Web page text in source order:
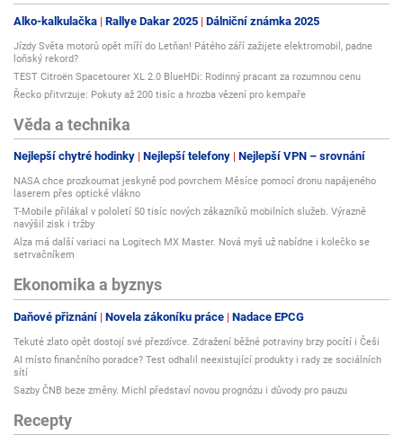
Alko-kalkulačka Rallye Dakar 2025 Dálniční známka 2025
Jízdy Světa motorů opět míří do Letňan! Pátého září zažijete elektromobil, padne
loňský rekord?
TEST Citroën Spacetourer XL 2.0 BlueHDi: Rodinný pracant za rozumnou cenu
Řecko přitvrzuje: Pokuty až 200 tisíc a hrozba vězení pro kempaře
Věda a technika
Nejlepší chytré hodinky Nejlepší telefony Nejlepší VPN – srovnání
NASA chce prozkoumat jeskyně pod povrchem Měsíce pomocí dronu napájeného
laserem přes optické vlákno
T-Mobile přilákal v pololetí 50 tisíc nových zákazníků mobilních služeb. Výrazně
navýšil zisk i tržby
Alza má další variaci na Logitech MX Master. Nová myš už nabídne i kolečko se
setrvačníkem
Ekonomika a byznys
Daňové přiznání Novela zákoníku práce Nadace EPCG
Tekuté zlato opět dostojí své přezdívce. Zdražení běžné potraviny brzy pocítí i Češi
AI místo finančního poradce? Test odhalil neexistující produkty i rady ze sociálních
sítí
Sazby ČNB beze změny. Michl představí novou prognózu i důvody pro pauzu
Recepty